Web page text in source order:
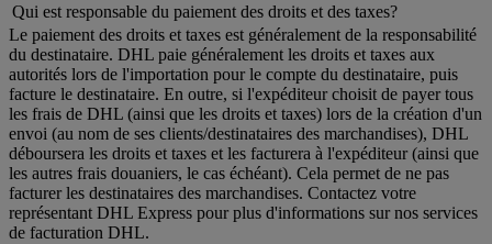
Qui est responsable du paiement des droits et des taxes?
Le paiement des droits et taxes est généralement de la responsabilité
du destinataire. DHL paie généralement les droits et taxes aux
autorités lors de l'importation pour le compte du destinataire, puis
facture le destinataire. En outre, si l'expéditeur choisit de payer tous
les frais de DHL (ainsi que les droits et taxes) lors de la création d'un
envoi (au nom de ses clients/destinataires des marchandises), DHL
déboursera les droits et taxes et les facturera à l'expéditeur (ainsi que
les autres frais douaniers, le cas échéant). Cela permet de ne pas
facturer les destinataires des marchandises. Contactez votre
représentant DHL Express pour plus d'informations sur nos services
de facturation DHL.